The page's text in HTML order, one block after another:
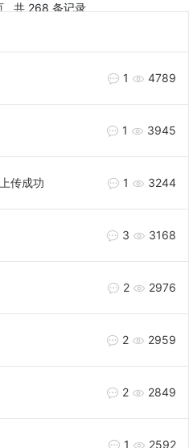
共 268 条记录
1 4789
1 3945
传成功 1 3244
3 3168
2 2976
2 2959
2 2849
1 2592